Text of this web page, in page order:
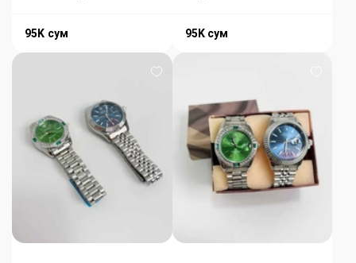
95K сум 95K сум